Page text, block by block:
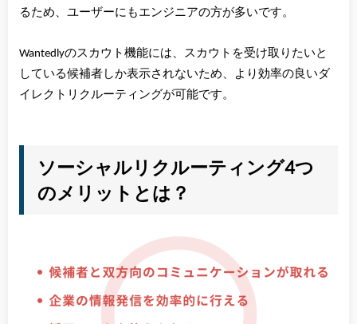
るため、ユーザーにもエンジニアの方が多いです。
Wantedlyのスカウト機能には、スカウトを受け取りたいと
している候補者しか表示されないため、より効率の良いダ
イレクトリクルーティングが可能です。
ソーシャルリクルーティング4つ
のメリットとは？